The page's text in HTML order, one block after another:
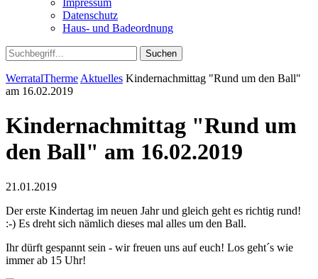
Impressum
Datenschutz
Haus- und Badeordnung
Suchen
WerratalTherme Aktuelles Kindernachmittag "Rund um den Ball"
am 16.02.2019
Kindernachmittag "Rund um
den Ball" am 16.02.2019
21.01.2019
Der erste Kindertag im neuen Jahr und gleich geht es richtig rund!
:-) Es dreht sich nämlich dieses mal alles um den Ball.
Ihr dürft gespannt sein - wir freuen uns auf euch! Los geht´s wie
immer ab 15 Uhr!